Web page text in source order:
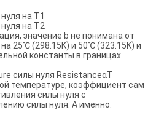
на T1
на T2
значение b не понимана от
25℃ (298.15K) и 50℃ (323.15K) и
константы в границах
силы нуля ResistanceαT
температуре, коэффициент сам
силы нуля с
силы нуля. А именно: